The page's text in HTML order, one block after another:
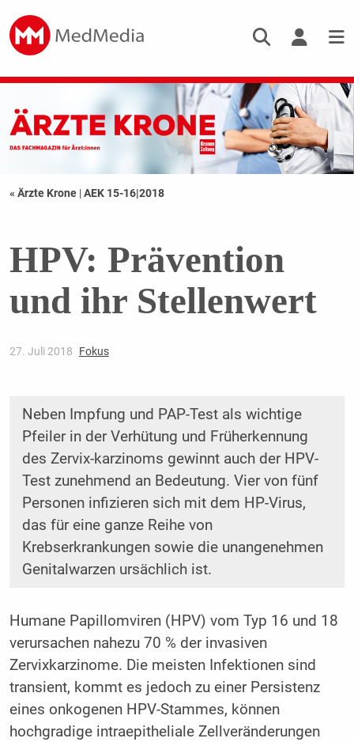
« Ärzte Krone |AEK 15-16|2018
HPV: Prävention
und ihr Stellenwert
27. Juli 2018 Fokus
Neben Impfung und PAP-Test als wichtige
Pfeiler in der Verhütung und Früherkennung
des Zervix-karzinoms gewinnt auch der HPV-
Test zunehmend an Bedeutung. Vier von fünf
Personen infizieren sich mit dem HP-Virus,
das für eine ganze Reihe von
Krebserkrankungen sowie die unangenehmen
Genitalwarzen ursächlich ist.
Humane Papillomviren (HPV) vom Typ 16 und 18
verursachen nahezu 70 % der invasiven
Zervixkarzinome. Die meisten Infektionen sind
transient, kommt es jedoch zu einer Persistenz
eines onkogenen HPV-Stammes, können
hochgradige intraepitheliale Zellveränderungen